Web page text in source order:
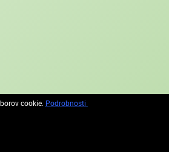
cookie. Podrobnosti